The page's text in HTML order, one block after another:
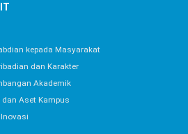
kepada Masyarakat
dan Karakter
Akademik
Aset Kampus